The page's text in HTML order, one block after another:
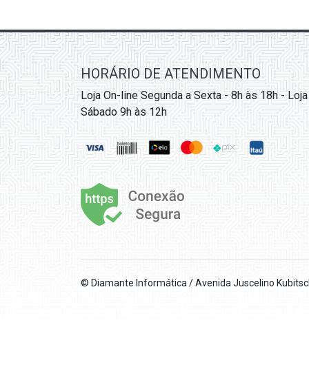
HORÁRIO DE ATENDIMENTO
Loja On-line Segunda a Sexta - 8h às 18h -
Sábado 9h às 12h
© Diamante Informática / Avenida Juscelino